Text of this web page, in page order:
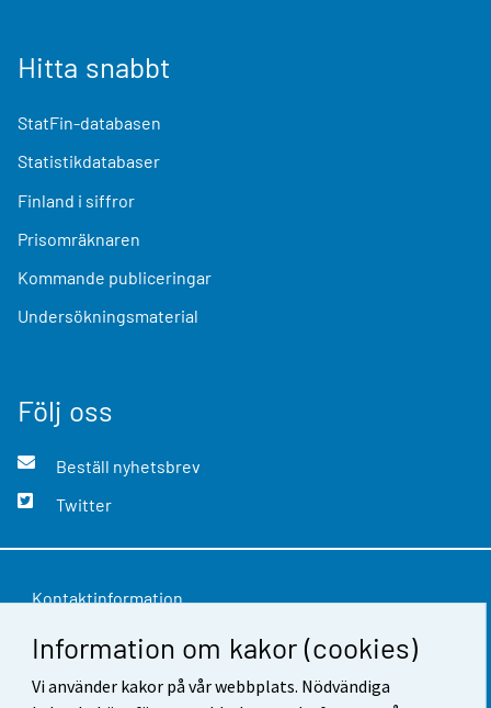
Information om kakor (cookies)
Vi använder kakor på vår webbplats. Nödvändiga
Hitta snabbt
StatFin-databasen
Statistikdatabaser
Finland i siffror
Prisomräknaren
Kommande publiceringar
Undersökningsmaterial
Följ oss
Beställ nyhetsbrev
Twitter
Kontaktinformation
Respons
Användarvillkor